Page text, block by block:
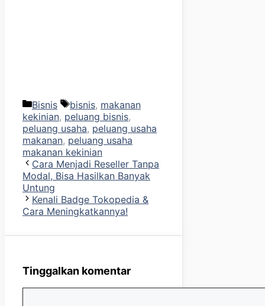
Kategori
Bisnis Tag
bisnis, makanan
kekinian, peluang bisnis,
peluang usaha, peluang usaha
makanan, peluang usaha
makanan kekinian
Cara Menjadi Reseller Tanpa
Modal, Bisa Hasilkan Banyak
Untung
Kenali Badge Tokopedia &
Cara Meningkatkannya!
Tinggalkan komentar